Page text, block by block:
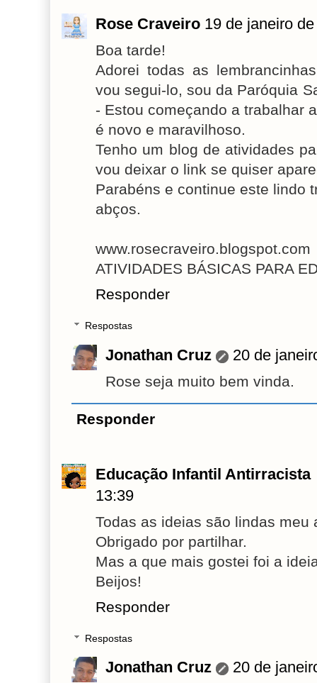
Rose Craveiro 19 de janeiro
Boa tarde!
Adorei todas as
vou segui-lo, sou da Paróquia
- Estou começando a trabalhar
é novo e maravilhoso.
Tenho um blog de atividades
vou deixar o link se quiser
Parabéns e continue este lindo
abços.
www.rosecraveiro.blogspot.com
ATIVIDADES BÁSICAS PARA
Responder
Respostas
Jonathan Cruz 20 de
Rose seja muito bem vinda.
Responder
Educação Infantil Antirracista
13:39
Todas as ideias são lindas meu
Obrigado por partilhar.
Mas a que mais gostei foi a
Beijos!
Responder
Respostas
Jonathan Cruz 20 de